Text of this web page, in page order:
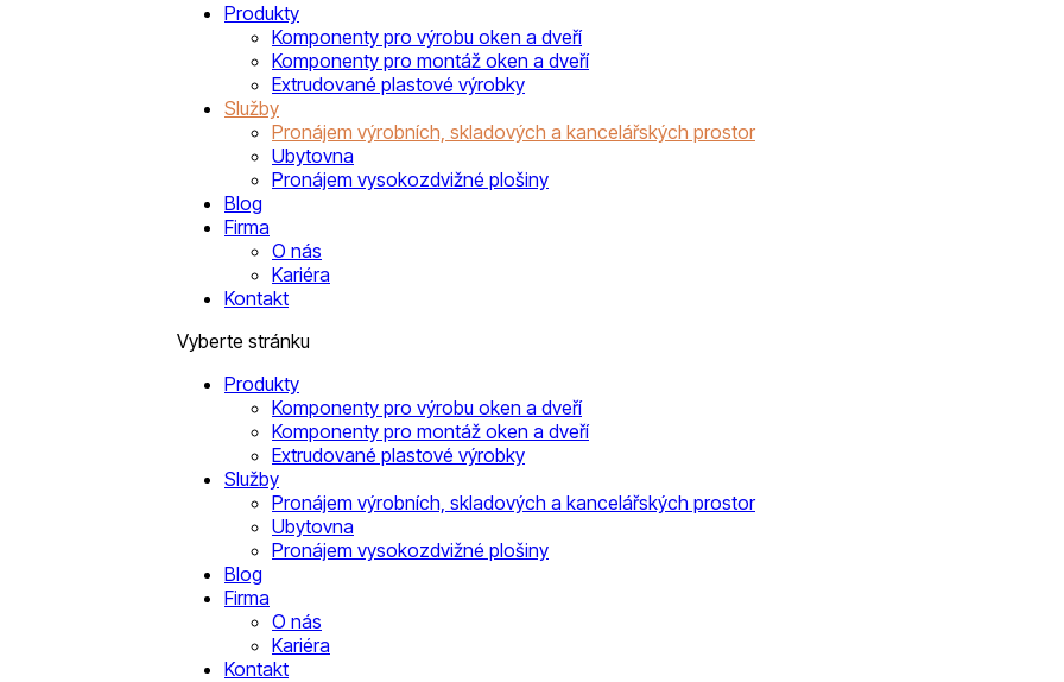
Produkty
Komponenty pro výrobu oken a dveří
Komponenty pro montáž oken a dveří
Extrudované plastové výrobky
Služby
Pronájem výrobních, skladových a kancelářských prostor
Ubytovna
Pronájem vysokozdvižné plošiny
Blog
Firma
O nás
Kariéra
Kontakt
Vyberte stránku
Produkty
Komponenty pro výrobu oken a dveří
Komponenty pro montáž oken a dveří
Extrudované plastové výrobky
Služby
Pronájem výrobních, skladových a kancelářských prostor
Ubytovna
Pronájem vysokozdvižné plošiny
Blog
Firma
O nás
Kariéra
Kontakt